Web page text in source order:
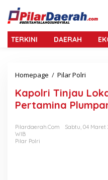
TERKINI DAERAH
Homepage / Pilar Polri
p
o
i
Kapolri Tinjau
Pertamina
Pilardaerah.com
Sabtu, 04 Maret
WIB
Pilar Polri